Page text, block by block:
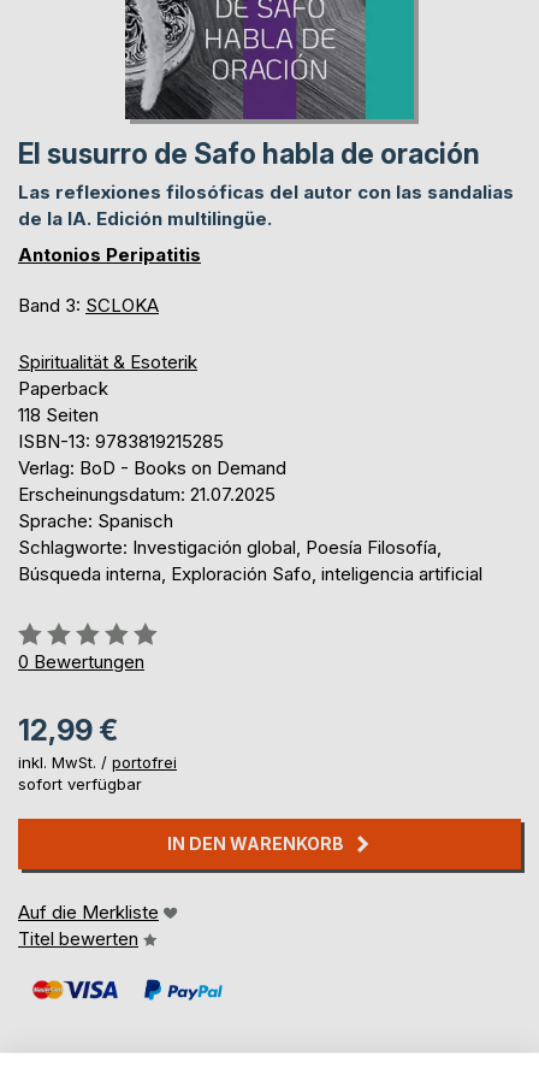
El susurro de Safo habla de oración
Las reflexiones filosóficas del autor con las sandalias
de la IA. Edición multilingüe.
Antonios Peripatitis
Band 3: SCLOKA
Spiritualität & Esoterik
Paperback
118 Seiten
ISBN-13: 9783819215285
Verlag: BoD - Books on Demand
Erscheinungsdatum: 21.07.2025
Sprache: Spanisch
Schlagworte: Investigación global, Poesía Filosofía,
Búsqueda interna, Exploración Safo, inteligencia artificial
Bewertung::
0%
0 Bewertungen
12,99 €
inkl. MwSt. / portofrei
sofort verfügbar
IN DEN WARENKORB
Auf die Merkliste
Titel bewerten